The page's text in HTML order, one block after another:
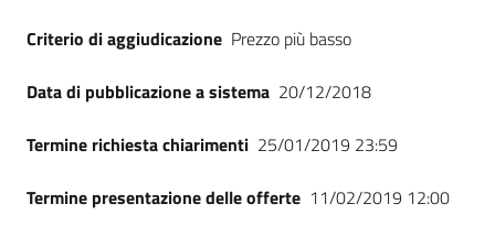
Criterio di aggiudicazione Prezzo più basso
Data di pubblicazione a sistema 20/12/2018
Termine richiesta chiarimenti 25/01/2019 23:59
Termine presentazione delle offerte 11/02/2019 12:00